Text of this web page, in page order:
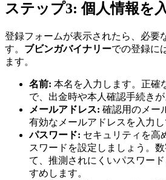
ステップ3: 個人情報を
登録フォームが表示されたら、必要
す。 ブビンガバイナリーでの登録に
ます。
名前: 本名を入力します。正確
で、出金時や本人確認手続きが
メールアドレス: 確認用のメー
有効なメールアドレスを入力し
パスワード: セキュリティを高
スワードを設定しましょう。
て、推測されにくいパスワー
すめします。